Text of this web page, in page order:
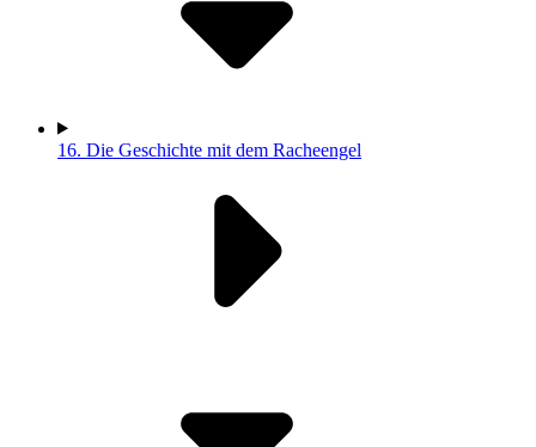
16. Die Geschichte mit dem Racheengel